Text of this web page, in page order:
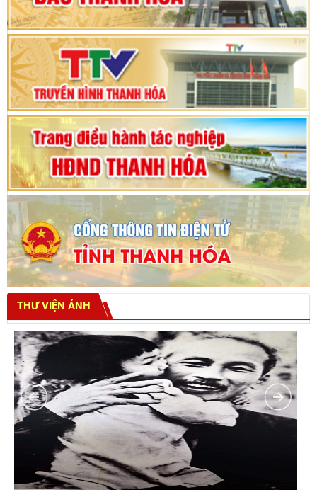
Phiên thảo luận Kỳ họp thứ 24, HĐND tỉnh
Thanh Hóa khóa XVIII, nhiệm kỳ 2021 - 2026
Bế mạc Kỳ họp thứ hai bốn, Hội đồng nhân dân
tỉnh khoá XVIII
THƯ VIỆN ẢNH